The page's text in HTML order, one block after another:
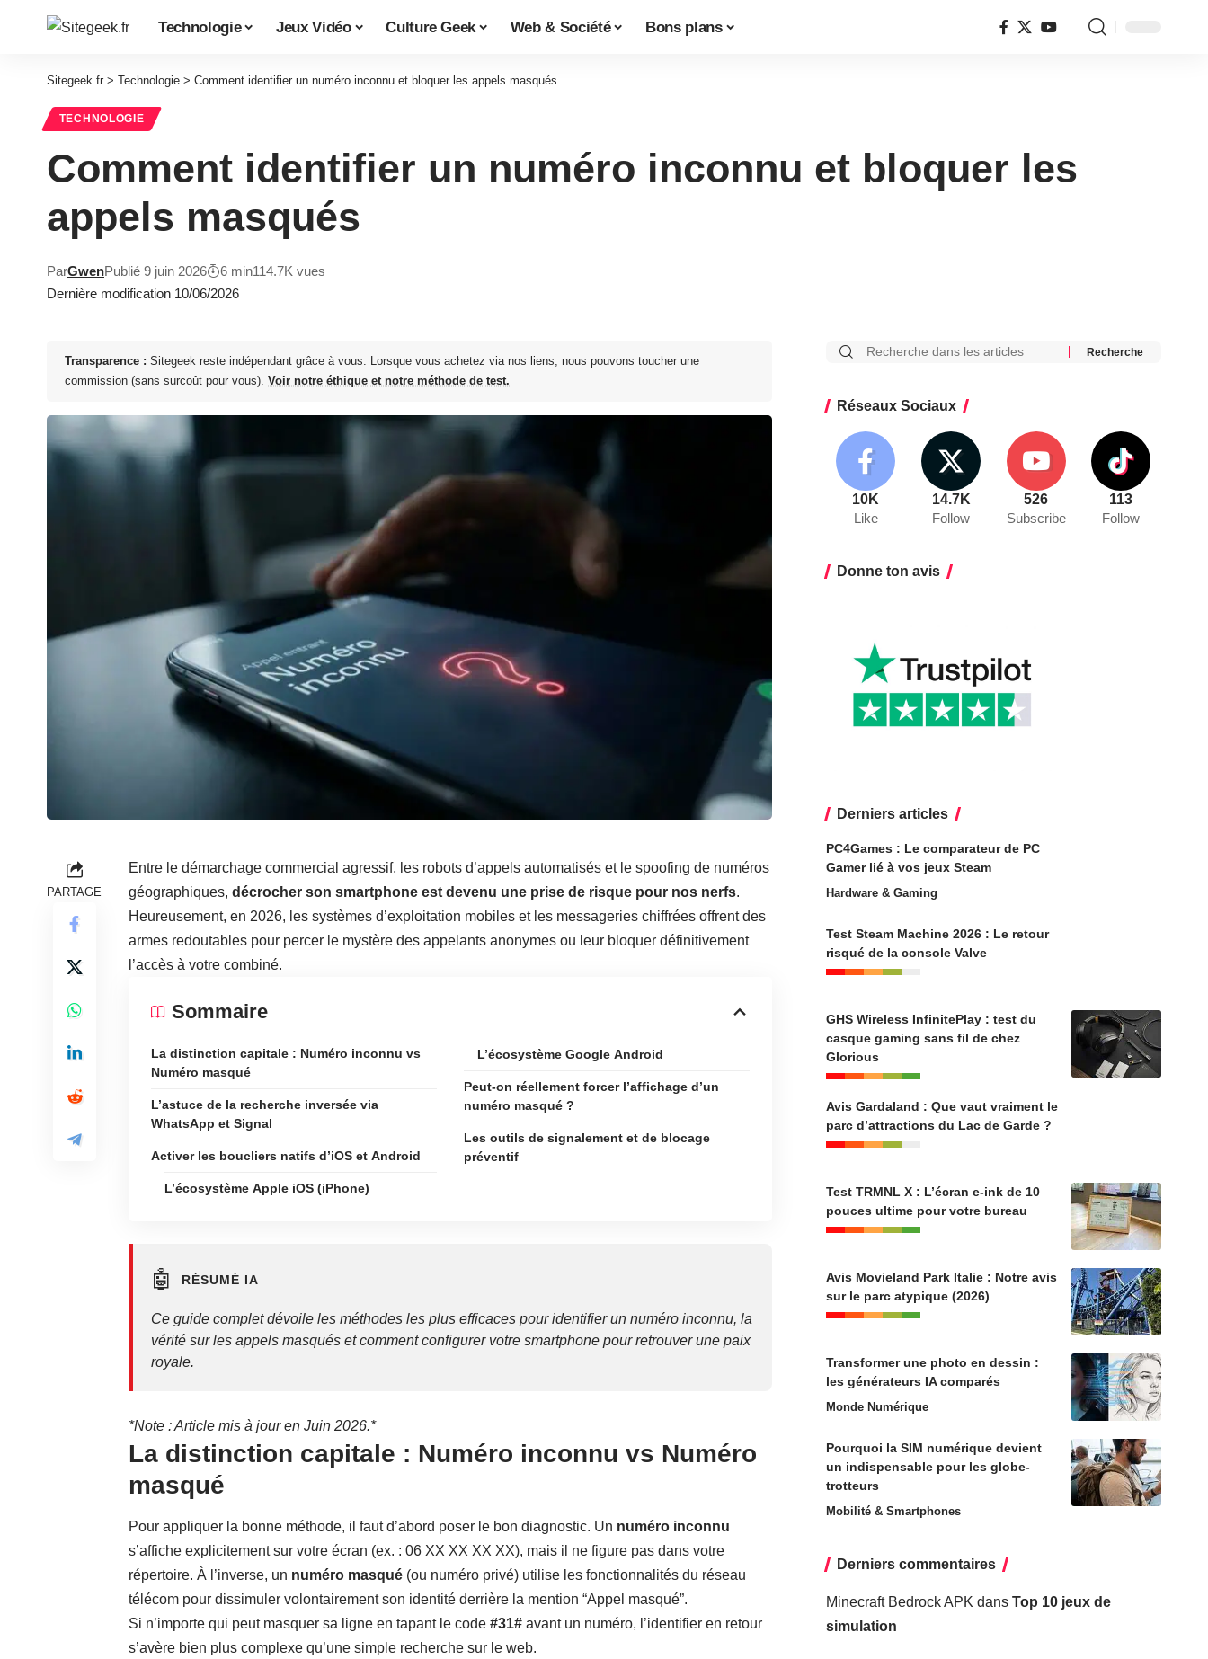
Technologie Jeux Vidéo Culture Geek Web & Société Bons plans
Sitegeek.fr > Technologie > Comment identifier un numéro inconnu et bloquer les appels masqués
TECHNOLOGIE
Comment identifier un numéro inconnu et bloquer les
appels masqués
Dernière modification 10/06/2026
ParGwenPublié 9 juin 2026 6 min114.7K vues
Transparence : Sitegeek reste indépendant grâce à vous. Lorsque vous achetez via nos liens, nous pouvons toucher une
commission (sans surcoût pour vous). Voir notre éthique et notre méthode de test.
PARTAGE
Entre le démarchage commercial agressif, les robots d’appels automatisés et le spoofing de numéros
géographiques, décrocher son smartphone est devenu une prise de risque pour nos nerfs.
Heureusement, en 2026, les systèmes d’exploitation mobiles et les messageries chiffrées offrent des
armes redoutables pour percer le mystère des appelants anonymes ou leur bloquer définitivement
l’accès à votre combiné.
Sommaire
La distinction capitale : Numéro inconnu vs
Numéro masqué
L’astuce de la recherche inversée via
WhatsApp et Signal
Activer les boucliers natifs d’iOS et Android
L’écosystème Apple iOS (iPhone)
L’écosystème Google Android
Peut-on réellement forcer l’affichage d’un
numéro masqué ?
Les outils de signalement et de blocage
préventif
🤖 RÉSUMÉ IA
Ce guide complet dévoile les méthodes les plus efficaces pour identifier un numéro inconnu, la
vérité sur les appels masqués et comment configurer votre smartphone pour retrouver une paix
royale.
*Note : Article mis à jour en Juin 2026.*
La distinction capitale : Numéro inconnu vs Numéro
masqué
Pour appliquer la bonne méthode, il faut d’abord poser le bon diagnostic. Un numéro inconnu
s’affiche explicitement sur votre écran (ex. : 06 XX XX XX XX), mais il ne figure pas dans votre
répertoire. À l’inverse, un numéro masqué (ou numéro privé) utilise les fonctionnalités du réseau
télécom pour dissimuler volontairement son identité derrière la mention “Appel masqué”.
Si n’importe qui peut masquer sa ligne en tapant le code #31# avant un numéro, l’identifier en retour
s’avère bien plus complexe qu’une simple recherche sur le web.
Réseaux Sociaux
10K
Like
14.7K
Follow
526
Subscribe
113
Follow
Donne ton avis
Derniers articles
PC4Games : Le comparateur de PC
Gamer lié à vos jeux Steam
Hardware & Gaming
Test Steam Machine 2026 : Le retour
risqué de la console Valve
GHS Wireless InfinitePlay : test du
casque gaming sans fil de chez
Glorious
Avis Gardaland : Que vaut vraiment le
parc d’attractions du Lac de Garde ?
Test TRMNL X : L’écran e-ink de 10
pouces ultime pour votre bureau
Avis Movieland Park Italie : Notre avis
sur le parc atypique (2026)
Transformer une photo en dessin :
les générateurs IA comparés
Monde Numérique
Pourquoi la SIM numérique devient
un indispensable pour les globe-
trotteurs
Mobilité & Smartphones
Derniers commentaires
Minecraft Bedrock APK dans Top 10 jeux de
simulation